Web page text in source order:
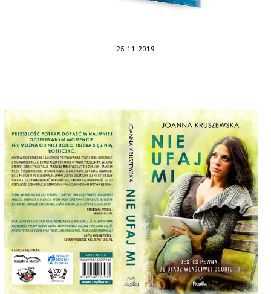
25.11.2019